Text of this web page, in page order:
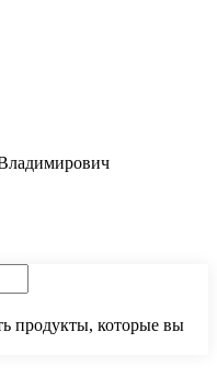
продукты, которые вы